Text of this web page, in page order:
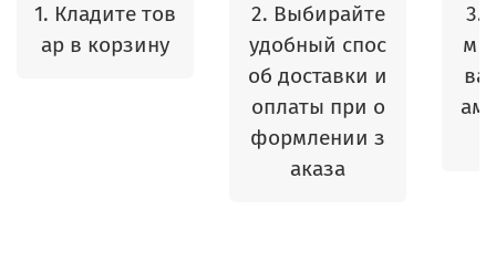
1. Кладите тов
ар в корзину
2. Выбирайте
удобный спос
об доставки и
оплаты при о
формлении з
аказа
3.
м